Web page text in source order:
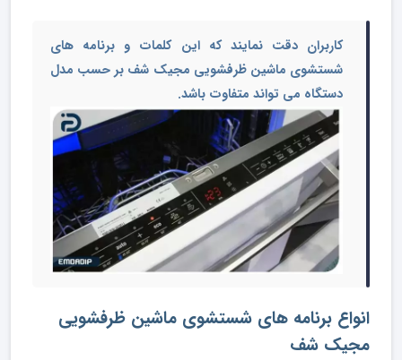
کاربران دقت نمایند که این کلمات و برنامه های
شستشوی ماشین ظرفشویی مجیک شف بر حسب مدل
دستگاه می تواند متفاوت باشد.
انواع برنامه های شستشوی ماشین ظرفشویی
مجیک شف